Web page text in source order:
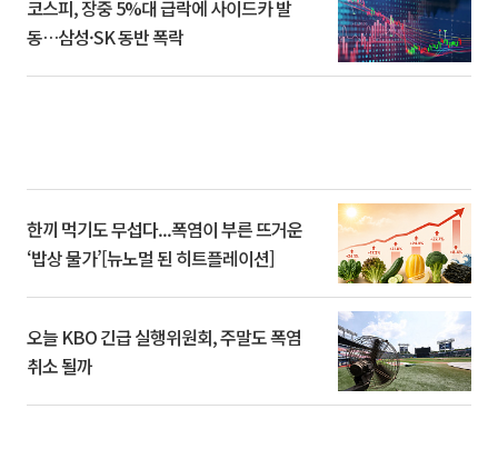
코스피, 장중 5%대 급락에 사이드카 발
동…삼성·SK 동반 폭락
한끼 먹기도 무섭다...폭염이 부른 뜨거운
‘밥상 물가’[뉴노멀 된 히트플레이션]
오늘 KBO 긴급 실행위원회, 주말도 폭염
취소 될까